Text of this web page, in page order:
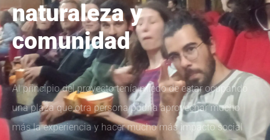
naturaleza y
comunidad
Al principio del proyecto tenía miedo de estar ocupando
una plaza que otra persona podría aprovechar mucho
más la experiencia y hacer mucho más impacto social